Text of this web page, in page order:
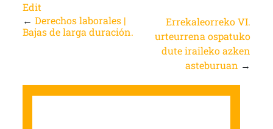
Edit
← Derechos laborales |
Bajas de larga duración.
Errekaleorreko VI.
urteurrena ospatuko
dute iraileko azken
asteburuan →